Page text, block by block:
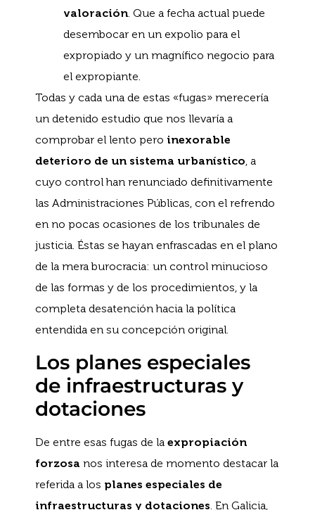
valoración. Que a fecha actual puede
desembocar en un expolio para el
expropiado y un magnífico negocio para
el expropiante.
Todas y cada una de estas «fugas» merecería
un detenido estudio que nos llevaría a
comprobar el lento pero inexorable
deterioro de un sistema urbanístico, a
cuyo control han renunciado definitivamente
las Administraciones Públicas, con el refrendo
en no pocas ocasiones de los tribunales de
justicia. Éstas se hayan enfrascadas en el plano
de la mera burocracia: un control minucioso
de las formas y de los procedimientos, y la
completa desatención hacia la política
entendida en su concepción original.
Los planes especiales
de infraestructuras y
dotaciones
De entre esas fugas de la expropiación
forzosa nos interesa de momento destacar la
referida a los planes especiales de
infraestructuras y dotaciones . En Galicia,